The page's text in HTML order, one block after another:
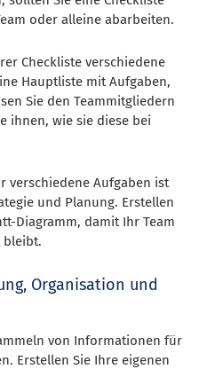
oder alleine abarbeiten.
Checkliste verschiedene
Hauptliste mit Aufgaben,
Sie den Teammitgliedern
ihnen, wie sie diese bei
verschiedene Aufgaben ist
und Planung. Erstellen
Diagramm, damit Ihr Team
bleibt.
Organisation und
von Informationen für
Erstellen Sie Ihre eigenen